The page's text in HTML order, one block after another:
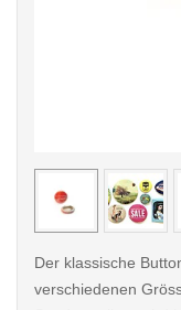
< /picture>
Der klassische
verschiedenen